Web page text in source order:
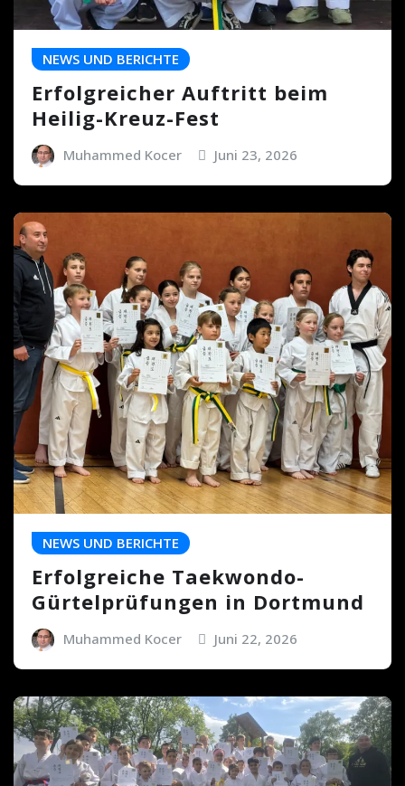
NEWS UND BERICHTE
Erfolgreicher Auftritt beim
Heilig-Kreuz-Fest
Muhammed Kocer Juni 23, 2026
NEWS UND BERICHTE
Erfolgreiche Taekwondo-
Gürtelprüfungen in Dortmund
Muhammed Kocer Juni 22, 2026